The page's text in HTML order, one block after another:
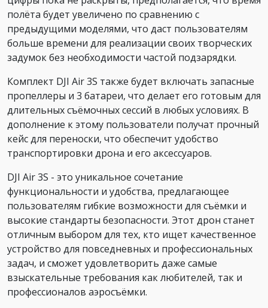
полёта будет увеличено по сравнению с
предыдущими моделями, что даст пользователям
больше времени для реализации своих творческих
задумок без необходимости частой подзарядки.
Комплект DJI Air 3S также будет включать запасные
пропеллеры и 3 батареи, что делает его готовым для
длительных съёмочных сессий в любых условиях. В
дополнение к этому пользователи получат прочный
кейс для переноски, что обеспечит удобство
транспортировки дрона и его аксессуаров.
DJI Air 3S - это уникальное сочетание
функциональности и удобства, предлагающее
пользователям гибкие возможности для съёмки и
высокие стандарты безопасности. Этот дрон станет
отличным выбором для тех, кто ищет качественное
устройство для повседневных и профессиональных
задач, и сможет удовлетворить даже самые
взыскательные требования как любителей, так и
профессионалов аэросъёмки.